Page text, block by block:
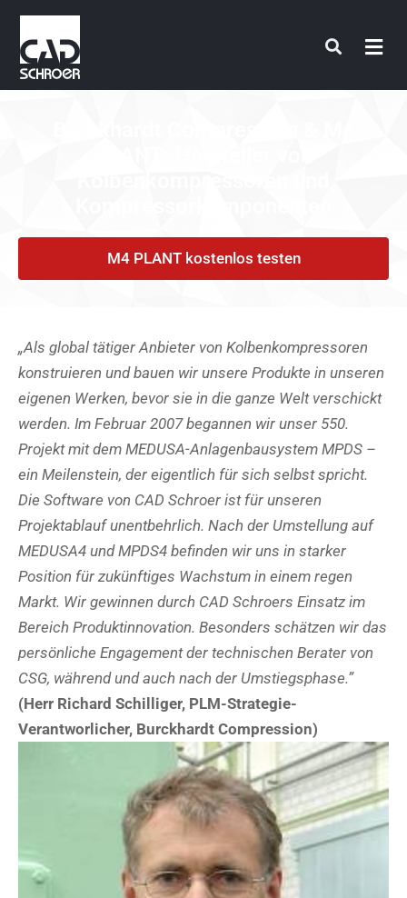
Zum
Inhalt
springen
M4 PLANT kostenlos testen
„Als global tätiger Anbieter von Kolbenkompressoren
konstruieren und bauen wir unsere Produkte in unseren
eigenen Werken, bevor sie in die ganze Welt verschickt
werden. Im Februar 2007 begannen wir unser 550.
Projekt mit dem MEDUSA-Anlagenbausystem MPDS –
ein Meilenstein, der eigentlich für sich selbst spricht.
Die Software von CAD Schroer ist für unseren
Projektablauf unentbehrlich. Nach der Umstellung auf
MEDUSA4 und MPDS4 befinden wir uns in starker
Position für zukünftiges Wachstum in einem regen
Markt. Wir gewinnen durch CAD Schroers Einsatz im
Bereich Produktinnovation. Besonders schätzen wir das
persönliche Engagement der technischen Berater von
CSG, während und auch nach der Umstiegsphase.”
(Herr Richard Schilliger, PLM-Strategie-
Verantworlicher, Burckhardt Compression)